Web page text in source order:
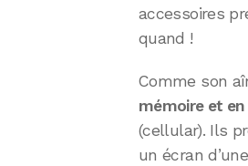
accessoires
quand !
Comme son
mémoire et
(cellular). Ils
un écran